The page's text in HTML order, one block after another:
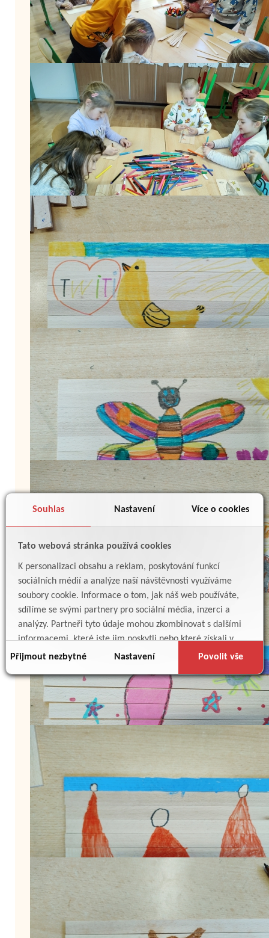
Souhlas Nastavení Více o cookies
Tato webová stránka používá cookies
K personalizaci obsahu a reklam, poskytování funkcí
sociálních médií a analýze naší návštěvnosti využíváme
soubory cookie. Informace o tom, jak náš web používáte,
sdílíme se svými partnery pro sociální média, inzerci a
analýzy. Partneři tyto údaje mohou zkombinovat s dalšími
informacemi, které jste jim poskytli nebo které získali v
důsledku toho, že používáte jejich služby.
Přijmout nezbytné Nastavení Povolit vše